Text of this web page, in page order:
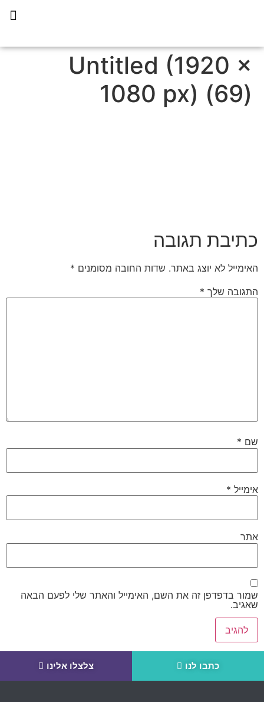
Untitled (1920 ×
1080 px) (69)
כתיבת תגובה
האימייל לא יוצג באתר. שדות החובה מסומנים *
התגובה שלך *
שם *
אימייל *
אתר
שמור בדפדפן זה את השם, האימייל והאתר שלי לפעם הבאה
שאגיב.
כתבו לנו צלצלו אלינו